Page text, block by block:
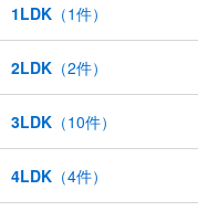
1LDK （1件）
2LDK （2件）
3LDK （10件）
4LDK （4件）